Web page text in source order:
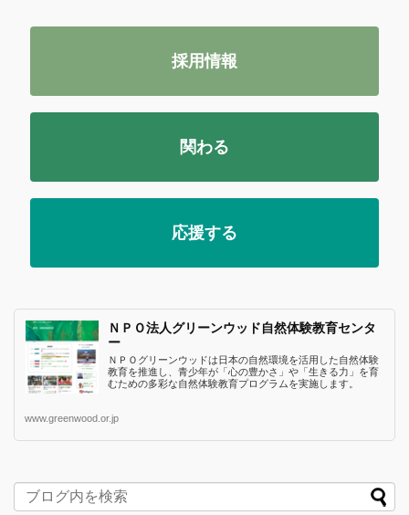
採用情報
関わる
応援する
ＮＰＯ法人グリーンウッド自然体験教育センタ
ー
ＮＰＯグリーンウッドは日本の自然環境を活用した自然体験
教育を推進し、青少年が「心の豊かさ」や「生きる力」を育
むための多彩な自然体験教育プログラムを実施します。
www.greenwood.or.jp